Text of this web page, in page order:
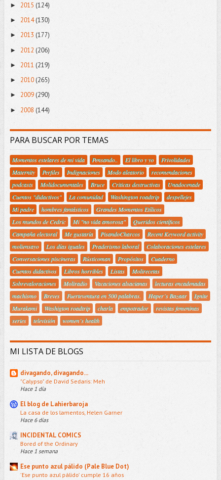
► 2015 (124)
► 2014(130)
► 2013 (177)
► 2012 (206)
► 2011 (219)
► 2010(265)
► 2009 (290)
► 2008 (144)
PARA BUSCAR POR TEMAS
Momentos estelares de mi vida Pensando.. El libro y yo
Frivolidades
Maternity
Perfiles Indignaciones Modo aleatorio
recomendaciones
podcasts
Molidocumentales Bruce Criticas destructivas
Unadocenade
Cuentos "didactivos"
La comunidad Washington roadtrip
despellejes
Mi padre
hombres fantásticos
Grandes Momentos Etílicos
Los mundos de Cedric
Mi "no vida amorosa"
Queridos científicos
Campaña electoral
Me gustaría PisandoCharcos
Recent Keyword activity
moliensayo
Los días iguales Praderismo laboral
Colaboraciones estelares
Conversaciones piscineras
Rústicoman Propósitos
Cuaderno
Cuentos didactivos
Libros horribles Listas
Molirecetas
Sobrevaloraciones
Moliradio Vacaciones alsacianas
lecturas encadenadas
machismo
Breves Fuerteventura en 500 palabras. Haper´s Bazaar
Ignite
Murakami
Washigton roadtrip charla empotrador
revistas femeninas
series
televisión women´s health
MI LISTA DE BLOGS
divagando, divagando...
"Calypso" de David Sedaris: Meh
Hace 1 día
El blog de Lahierbaroja
La casa de los lamentos, Helen Garner
Hace 6 días
INCIDENTAL COMICS
Bored of the Ordinary
Hace 1 semana
Ese punto azul pálido (Pale Blue Dot)
'Ese punto azul pálido' cumple 16 años